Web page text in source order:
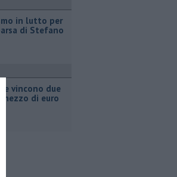
in lutto per
di Stefano
e vincono due
mezzo di euro